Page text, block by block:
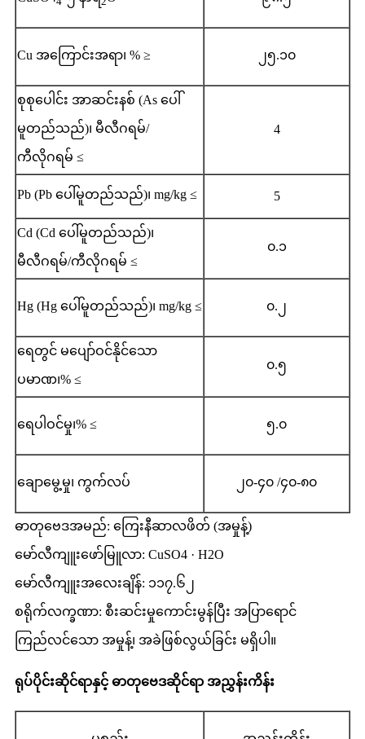
Cu အကြောင်းအရာ၊ % ≥ ၂၅.၁၀
စုစုပေါင်း အာဆင်းနစ် (As ပေါ်
မူတည်သည်)၊ မီလီဂရမ်/
ကီလိုဂရမ် ≤
4
Pb (Pb ပေါ်မူတည်သည်)၊ mg/kg ≤ 5
Cd (Cd ပေါ်မူတည်သည်)၊
မီလီဂရမ်/ကီလိုဂရမ် ≤
၀.၁
Hg (Hg ပေါ်မူတည်သည်)၊ mg/kg ≤ ၀.၂
ရေတွင် မပျော်ဝင်နိုင်သော
ပမာဏ၊% ≤
၀.၅
ရေပါဝင်မှု၊% ≤ ၅.၀
ချောမွေ့မှု၊ ကွက်လပ် ၂၀-၄၀ /၄၀-၈၀
ဓာတုဗေဒအမည်: ကြေးနီဆာလဖိတ် (အမှုန့်)
မော်လီကျူးဖော်မြူလာ: CuSO4 · H2O
မော်လီကျူးအလေးချိန်: ၁၁၇.၆၂
စရိုက်လက္ခဏာ: စီးဆင်းမှုကောင်းမွန်ပြီး အပြာရောင်
ကြည်လင်သော အမှုန့်၊ အခဲဖြစ်လွယ်ခြင်း မရှိပါ။
ရုပ်ပိုင်းဆိုင်ရာနှင့် ဓာတုဗေဒဆိုင်ရာ အညွှန်းကိန်း